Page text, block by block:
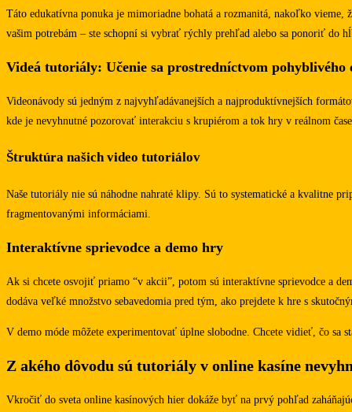
Táto edukatívna ponuka je mimoriadne bohatá a rozmanitá, nakoľko
vašim potrebám – ste schopní si vybrať rýchly prehľad alebo sa ponoriť do
Videá tutoriály: Učenie sa prostredníctvom pohyblivého
Videonávody sú jedným z najvyhľadávanejších a najproduktívnejších
kde je nevyhnutné pozorovať interakciu s krupiérom a tok hry v reálnom
Štruktúra našich video tutoriálov
Naše tutoriály nie sú náhodne nahraté klipy. Sú to systematické a kvalitne
fragmentovanými informáciami.
Interaktívne sprievodce a demo hry
Ak si chcete osvojiť priamo “v akcii”, potom sú interaktívne sprievodce a
dodáva veľké množstvo sebavedomia pred tým, ako prejdete k hre s
V demo móde môžete experimentovať úplne slobodne. Chcete vidieť, čo sa
Z akého dôvodu sú tutoriály v online kasíne
Vkročiť do sveta online kasínových hier dokáže byť na prvý pohľad